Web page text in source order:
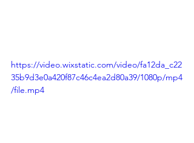
https://video.wixstatic.com/video/fa12da_c22
35b9d3e0a420f87c46c4ea2d80a39/1080p/mp4
/file.mp4